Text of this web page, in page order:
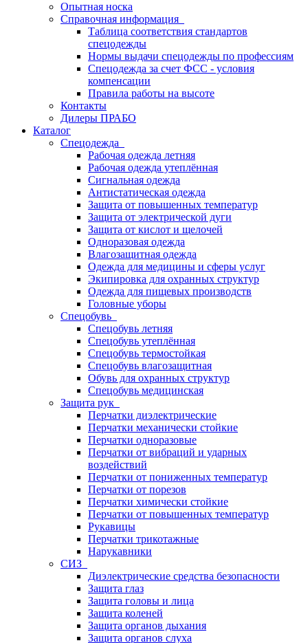
Опытная носка
Справочная информация
Таблица соответствия стандартов
спецодежды
Нормы выдачи спецодежды по профессиям
Спецодежда за счет ФСС - условия
компенсации
Правила работы на высоте
Контакты
Дилеры ПРАБО
Каталог
Спецодежда
Рабочая одежда летняя
Рабочая одежда утеплённая
Сигнальная одежда
Антистатическая одежда
Защита от повышенных температур
Защита от электрической дуги
Защита от кислот и щелочей
Одноразовая одежда
Влагозащитная одежда
Одежда для медицины и сферы услуг
Экипировка для охранных структур
Одежда для пищевых производств
Головные уборы
Спецобувь
Спецобувь летняя
Спецобувь утеплённая
Спецобувь термостойкая
Спецобувь влагозащитная
Обувь для охранных структур
Спецобувь медицинская
Защита рук
Перчатки диэлектрические
Перчатки механически стойкие
Перчатки одноразовые
Перчатки от вибраций и ударных
воздействий
Перчатки от пониженных температур
Перчатки от порезов
Перчатки химически стойкие
Перчатки от повышенных температур
Рукавицы
Перчатки трикотажные
Нарукавники
СИЗ
Диэлектрические средства безопасности
Защита глаз
Защита головы и лица
Защита коленей
Защита органов дыхания
Защита органов слуха